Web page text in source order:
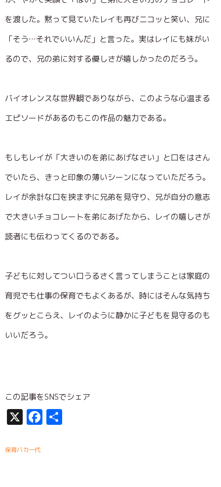
を渡した。黙って見ていたレイも再びニコッと笑い、兄に
「そう…それでいいんだ」と言った。実はレイにも妹がい
るので、兄の弟に対する優しさが嬉しかったのだろう。
バイオレンスな世界観でありながら、このような心温まる
エピソードがあるのもこの作品の魅力である。
もしもレイが「大きいのを弟にあげなさい」と口をはさん
でいたら、きっと印象の薄いシーンになっていただろう。
レイが余計な口を挟まずに兄弟を見守り、兄が自分の意志
で大きいチョコレートを弟にあげたから、レイの嬉しさが
読者にも伝わってくるのである。
子どもに対してつい口うるさく言ってしまうことは家庭の
育児でも仕事の保育でもよくあるが、時にはそんな気持ち
をグッとこらえ、レイのように静かに子どもを見守るのも
いいだろう。
この記事をSNSでシェア
X Facebook
保育バカ一代